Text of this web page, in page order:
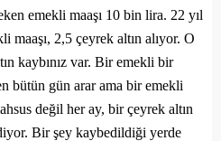
emekli maaşı 10 bin lira. 22 yıl
maaşı, 2,5 çeyrek altın alıyor. O
kaybınız var. Bir emekli bir
bütün gün arar ama bir emekli
değil her ay, bir çeyrek altın
Bir şey kaybedildiği yerde